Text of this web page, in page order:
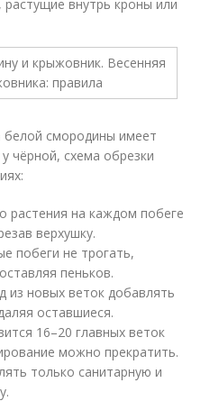
внутрь кроны или
белой смородины имеет
чёрной, схема обрезки
растения на каждом побеге
верхушку.
побеги не трогать,
пеньков.
новых веток добавлять
оставшиеся.
16–20 главных веток
можно прекратить.
только санитарную и